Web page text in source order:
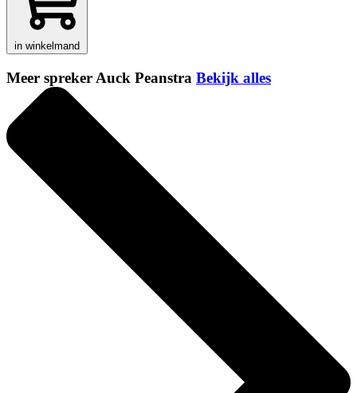
in winkelmand
Meer spreker Auck Peanstra Bekijk alles